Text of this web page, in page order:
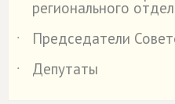
регионального
˙
Председатели
˙
Депутаты